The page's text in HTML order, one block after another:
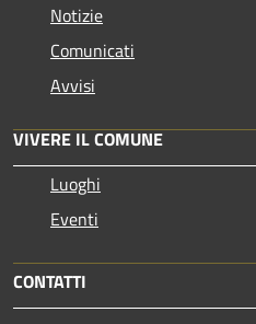
Notizie
Comunicati
Avvisi
VIVERE IL COMUNE
Luoghi
Eventi
CONTATTI